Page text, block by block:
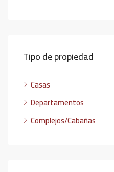
Tipo de propiedad
Casas
Departamentos
Complejos/Cabañas